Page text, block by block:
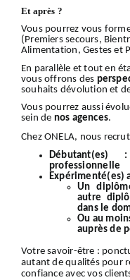
Et après ?
Vous pourrez vous
(Premiers secours,
Alimentation, Gestes et
En parallèle et tout en
vous offrons des
souhaits dévolution et
Vous pourrez aussi
sein de nos agences.
Chez ONELA, nous
professionnelle
Expérimenté(es)
Un
autre
dans le
Ou au
auprès de
Votresavoir-être :
autant de qualités pour
confiance avec vos